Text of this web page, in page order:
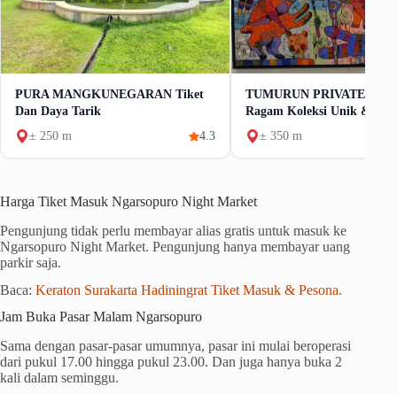
PURA MANGKUNEGARAN Tiket
Dan Daya Tarik
± 250 m
4.3
TUMURUN PRIVATE
Ragam Koleksi Unik &
± 350 m
Harga Tiket Masuk Ngarsopuro Night Market
Pengunjung tidak perlu membayar alias gratis untuk masuk ke
Ngarsopuro Night Market. Pengunjung hanya membayar uang
parkir saja.
Baca: Keraton Surakarta Hadiningrat Tiket Masuk & Pesona.
Jam Buka Pasar Malam Ngarsopuro
Sama dengan pasar-pasar umumnya, pasar ini mulai beroperasi
dari pukul 17.00 hingga pukul 23.00. Dan juga hanya buka 2
kali dalam seminggu.